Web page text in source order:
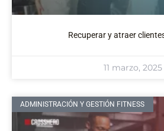
Recuperar y atraer
11 marzo, 2025
ADMINISTRACIÓN Y GESTIÓN FITNESS